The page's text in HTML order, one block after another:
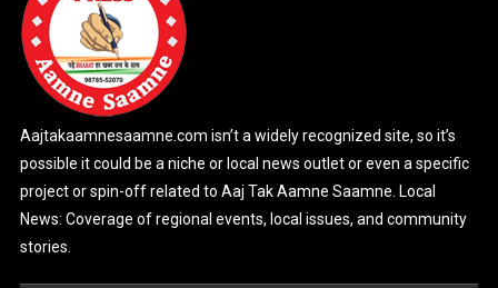
Aajtakaamnesaamne.com isn’t a widely recognized site, so it’s
possible it could be a niche or local news outlet or even a specific
project or spin-off related to Aaj Tak Aamne Saamne. Local
News: Coverage of regional events, local issues, and community
stories.